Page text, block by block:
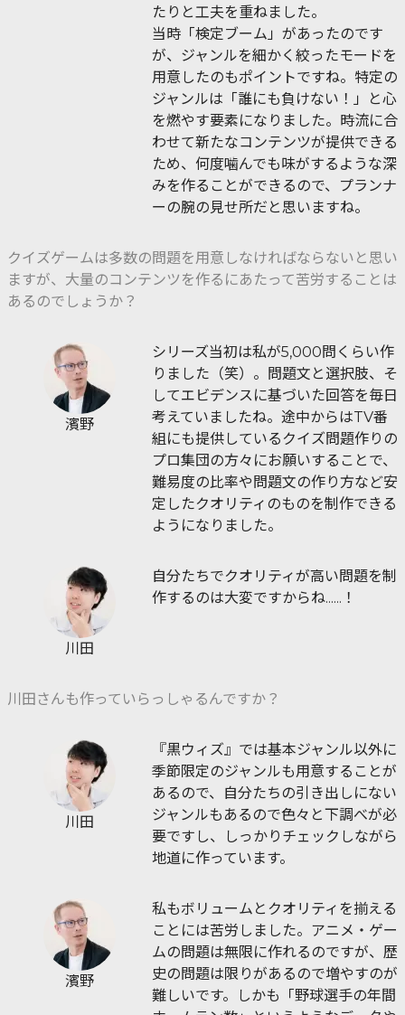
たりと工夫を重ねました。
当時「検定ブーム」があったのです
が、ジャンルを細かく絞ったモードを
用意したのもポイントですね。特定の
ジャンルは「誰にも負けない！」と心
を燃やす要素になりました。時流に合
わせて新たなコンテンツが提供できる
ため、何度噛んでも味がするような深
みを作ることができるので、プランナ
ーの腕の見せ所だと思いますね。
クイズゲームは多数の問題を用意しなければならないと思い
ますが、大量のコンテンツを作るにあたって苦労することは
あるのでしょうか？
濱野
シリーズ当初は私が5,000問くらい作
りました（笑）。問題文と選択肢、そ
してエビデンスに基づいた回答を毎日
考えていましたね。途中からはTV番
組にも提供しているクイズ問題作りの
プロ集団の方々にお願いすることで、
難易度の比率や問題文の作り方など安
定したクオリティのものを制作できる
ようになりました。
川田
自分たちでクオリティが高い問題を制
作するのは大変ですからね......！
川田さんも作っていらっしゃるんですか？
川田
『黒ウィズ』では基本ジャンル以外に
季節限定のジャンルも用意することが
あるので、自分たちの引き出しにない
ジャンルもあるので色々と下調べが必
要ですし、しっかりチェックしながら
地道に作っています。
濱野
私もボリュームとクオリティを揃える
ことには苦労しました。アニメ・ゲー
ムの問題は無限に作れるのですが、歴
史の問題は限りがあるので増やすのが
難しいです。しかも「野球選手の年間